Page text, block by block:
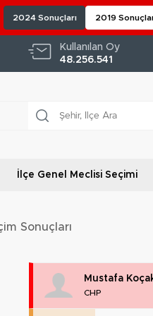
2024 Sonuçları 2019
Kullanılan Oy
48.256.541
İlçe Genel MeclisiSeçimi
Sonuçları
Mustafa
CHP